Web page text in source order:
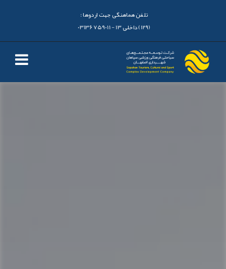
تلفن هماهنگی جهت اردوها :